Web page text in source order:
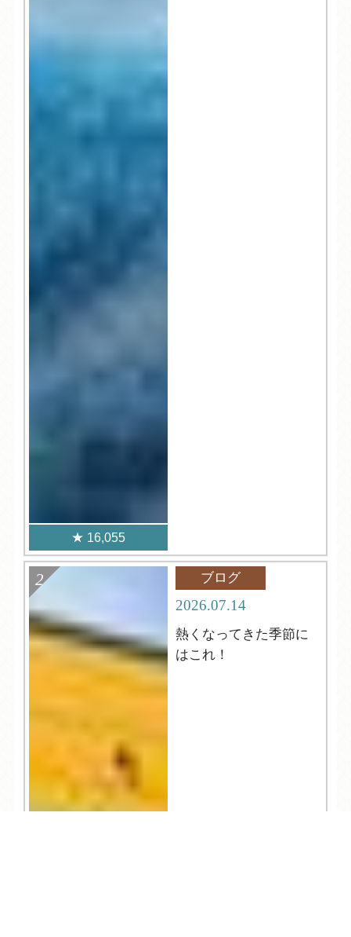
16,055
ブログ
2026.07.14
熱くなってきた季節に
はこれ！